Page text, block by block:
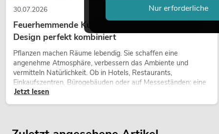
30.07.2026
Feuerhemmende Kunstpflanzen: Sicherheit und
Design perfekt kombiniert
Pflanzen machen Räume lebendig. Sie schaffen eine
angenehme Atmosphäre, verbessern das Ambiente und
vermitteln Natürlichkeit. Ob in Hotels, Restaurants,
Einkaufszentren, Bürogebäuden oder auf Messeständen: eine
hochwertige Begrünung gehört heute längst zum modernen
Raumkonzept.
Jetzt lesen
Nur erforderliche